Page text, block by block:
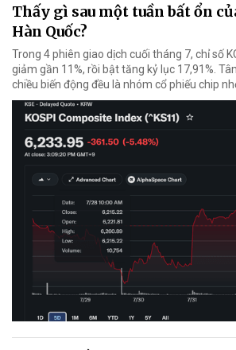
Thấy gì sau một tuần bất ổn
Hàn Quốc?
Trong 4 phiên giao dịch cuối tháng 7, chỉ số
giảm gần 11%, rồi bật tăng kỷ lục 17,91%.
chiều biến động đều là nhóm cổ phiếu chip